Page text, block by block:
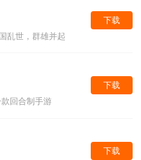
乱世，群雄并起
下载
款回合制手游
下载
下载